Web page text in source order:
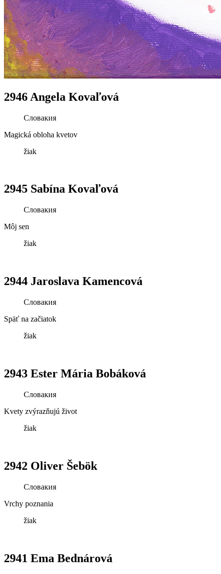
2946 Angela Kovaľová
Словакия
Magická obloha kvetov
žiak
2945 Sabína Kovaľová
Словакия
Môj sen
žiak
2944 Jaroslava Kamencová
Словакия
Späť na začiatok
žiak
2943 Ester Mária Bobáková
Словакия
Kvety zvýrazňujú život
žiak
2942 Oliver Šebök
Словакия
Vrchy poznania
žiak
2941 Ema Bednárová